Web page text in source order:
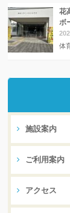
花
ボ
体
施設案内
ご利用案内
アクセス